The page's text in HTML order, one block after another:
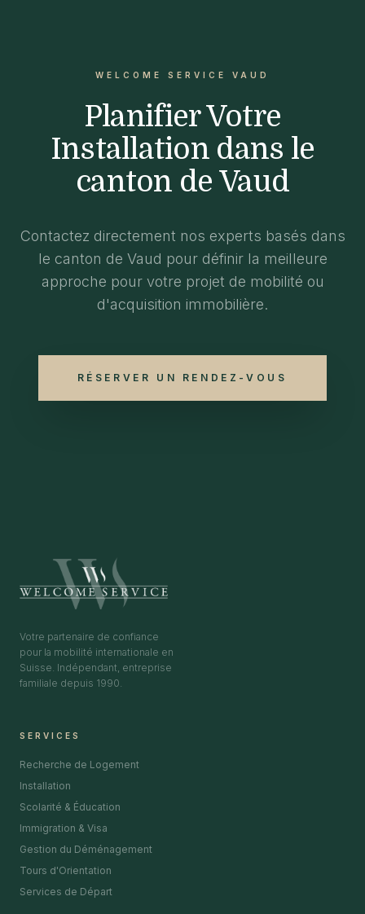
WELCOME SERVICE VAUD
Planifier Votre
Installation dans le
canton de Vaud
Contactez directement nos experts basés dans
le canton de Vaud pour définir la meilleure
approche pour votre projet de mobilité ou
d'acquisition immobilière.
RÉSERVER UN RENDEZ-VOUS
Votre partenaire de confiance
pour la mobilité internationale en
Suisse. Indépendant, entreprise
familiale depuis 1990.
SERVICES
Recherche de Logement
Installation
Scolarité & Éducation
Immigration & Visa
Gestion du Déménagement
Tours d'Orientation
Services de Départ